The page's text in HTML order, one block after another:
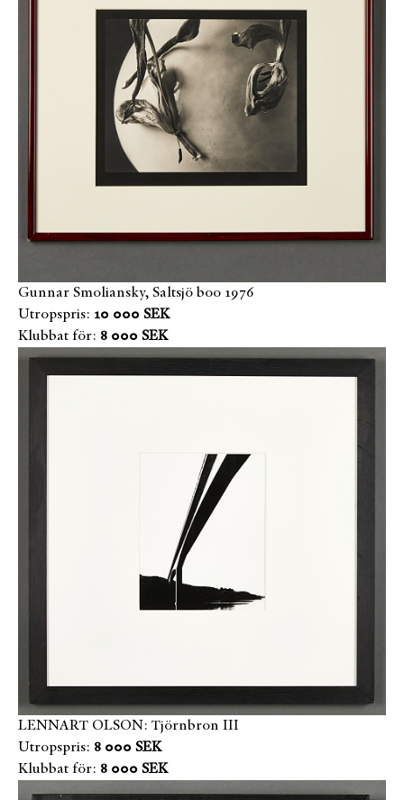
Gunnar Smoliansky, Saltsjö boo 1976
Utropspris: 10 000 SEK
Klubbat för: 8 000 SEK
LENNART OLSON: Tjörnbron III
Utropspris: 8 000 SEK
Klubbat för: 8 000 SEK